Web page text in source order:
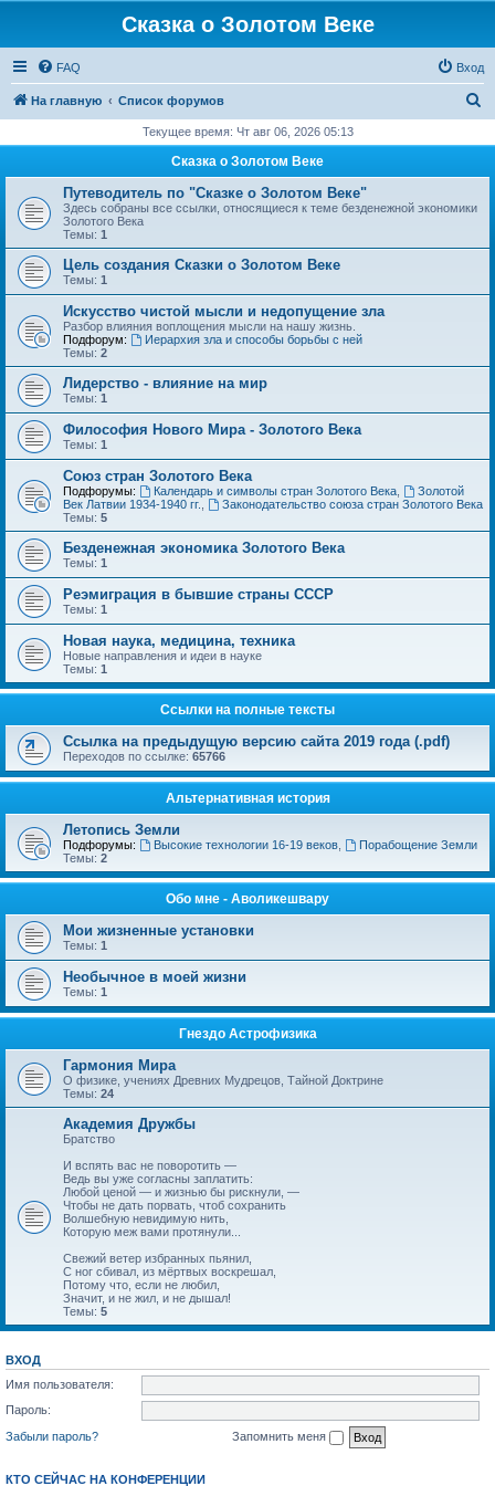
Сказка о Золотом Веке
FAQ Вход
На главную Список форумов
с
Текущее время: Чт авг 06, 2026 05:13
Сказка о Золотом Веке
Путеводитель по "Сказке о Золотом Веке"
Здесь собраны все ссылки, относящиеся к теме безденежной экономики
Золотого Века
Темы: 1
Цель создания Сказки о Золотом Веке
Темы: 1
Искусство чистой мысли и недопущение зла
Разбор влияния воплощения мысли на нашу жизнь.
Подфорум:
Иерархия зла и способы борьбы с ней
Темы: 2
Лидерство - влияние на мир
Темы: 1
Философия Нового Мира - Золотого Века
Темы: 1
Cоюз стран Золотого Века
Подфорумы: Календарь и символы стран Золотого Века,
Золотой
Век Латвии 1934-1940 гг.
Законодательство союза стран Золотого Века
Темы: 5
Безденежная экономика Золотого Века
Темы: 1
Реэмиграция в бывшие страны СССР
Темы: 1
Новая наука, медицина, техника
Новые направления и идеи в науке
Темы: 1
Ссылки на полные тексты
Ссылка на предыдущую версию сайта 2019 года (.pdf)
Переходов по ссылке: 65766
Альтернативная история
Летопись Земли
Подфорумы: Высокие технологии 16-19 веков,
Порабощение Земли
Темы: 2
Обо мне - Аволикешвару
Мои жизненные установки
Темы: 1
Необычное в моей жизни
Темы: 1
Гнездо Астрофизика
Гармония Мира
О физике, учениях Древних Мудрецов, Тайной Доктрине
Темы: 24
Академия Дружбы
Братство
И вспять вас не поворотить —
Ведь вы уже согласны заплатить:
Любой ценой — и жизнью бы рискнули, —
Чтобы не дать порвать, чтоб сохранить
Волшебную невидимую нить,
Которую меж вами протянули...
Свежий ветер избранных пьянил,
С ног сбивал, из мёртвых воскрешал,
Потому что, если не любил,
Значит, и не жил, и не дышал!
Темы: 5
ВХОД
Имя пользователя:
Пароль:
Забыли пароль?
Запомнить меня
КТО СЕЙЧАС НА КОНФЕРЕНЦИИ